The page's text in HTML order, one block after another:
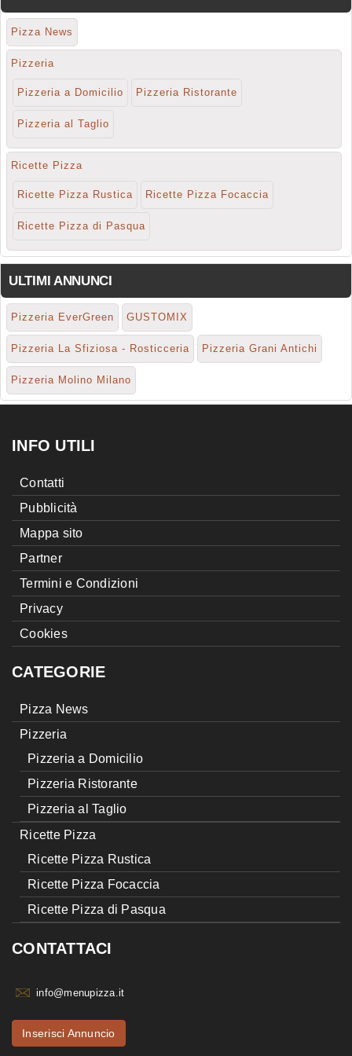
Pizza News
Pizzeria
Pizzeria a Domicilio Pizzeria Ristorante
Pizzeria al Taglio
Ricette Pizza
Ricette Pizza Rustica Ricette Pizza Focaccia
Ricette Pizza di Pasqua
ULTIMI ANNUNCI
Pizzeria EverGreen GUSTOMIX
Pizzeria La Sfiziosa - Rosticceria Pizzeria Grani Antichi
Pizzeria Molino Milano
INFO UTILI
Contatti
Pubblicità
Mappa sito
Partner
Termini e Condizioni
Privacy
Cookies
CATEGORIE
Pizza News
Pizzeria
Pizzeria a Domicilio
Pizzeria Ristorante
Pizzeria al Taglio
Ricette Pizza
Ricette Pizza Rustica
Ricette Pizza Focaccia
Ricette Pizza di Pasqua
CONTATTACI
info@menupizza.it
Inserisci Annuncio